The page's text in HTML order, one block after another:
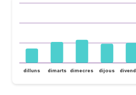
dilluns dimarts dimecres dijous